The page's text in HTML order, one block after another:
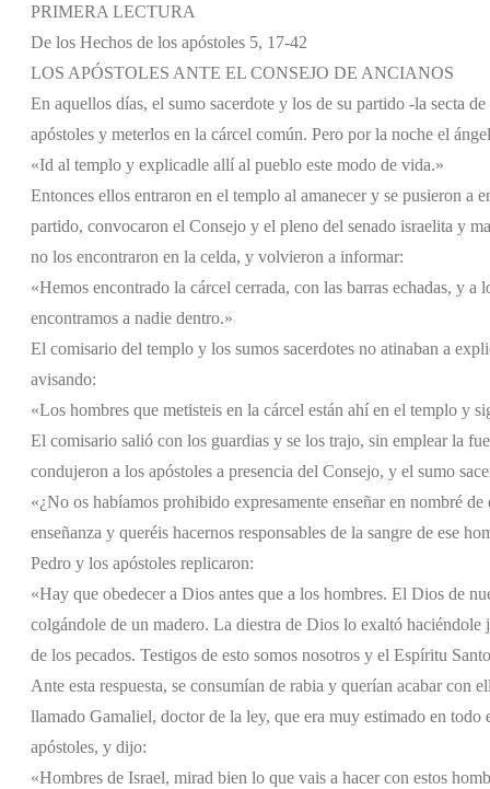
PRIMERA LECTURA
De los Hechos de los apóstoles 5, 17-42
LOS APÓSTOLES ANTE EL CONSEJO DE ANCIANOS
En aquellos días, el sumo sacerdote y los de su partido -la secta
apóstoles y meterlos en la cárcel común. Pero por la noche el
«Id al templo y explicadle allí al pueblo este modo de vida.»
Entonces ellos entraron en el templo al amanecer y se pusieron a
partido, convocaron el Consejo y el pleno del senado israelita y
no los encontraron en la celda, y volvieron a informar:
«Hemos encontrado la cárcel cerrada, con las barras echadas, y
encontramos a nadie dentro.»
El comisario del templo y los sumos sacerdotes no atinaban a
avisando:
«Los hombres que metisteis en la cárcel están ahí en el templo y
El comisario salió con los guardias y se los trajo, sin emplear la
condujeron a los apóstoles a presencia del Consejo, y el sumo
«¿No os habíamos prohibido expresamente enseñar en nombré
enseñanza y queréis hacernos responsables de la sangre de ese
Pedro y los apóstoles replicaron:
«Hay que obedecer a Dios antes que a los hombres. El Dios de
colgándole de un madero. La diestra de Dios lo exaltó
de los pecados. Testigos de esto somos nosotros y el Espíritu
Ante esta respuesta, se consumían de rabia y querían acabar con
llamado Gamaliel, doctor de la ley, que era muy estimado en
apóstoles, y dijo:
«Hombres de Israel, mirad bien lo que vais a hacer con estos